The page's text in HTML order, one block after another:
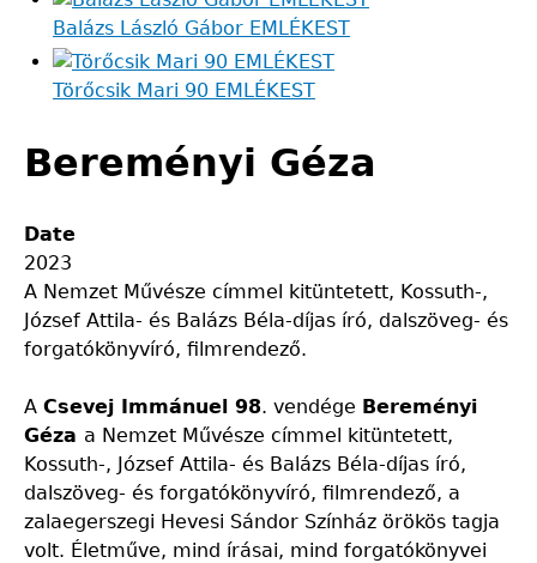
Balázs László Gábor EMLÉKEST
Törőcsik Mari 90 EMLÉKEST
Bereményi Géza
Date
2023
A Nemzet Művésze címmel kitüntetett, Kossuth-,
József Attila- és Balázs Béla-díjas író, dalszöveg- és
forgatókönyvíró, filmrendező.
A Csevej Immánuel 98. vendége Bereményi
Géza a Nemzet Művésze címmel kitüntetett,
Kossuth-, József Attila- és Balázs Béla-díjas író,
dalszöveg- és forgatókönyvíró, filmrendező, a
zalaegerszegi Hevesi Sándor Színház örökös tagja
volt. Életműve, mind írásai, mind forgatókönyvei